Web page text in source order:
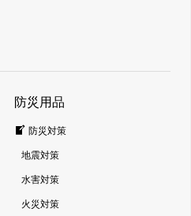
防災用品
防災対策
地震対策
水害対策
火災対策